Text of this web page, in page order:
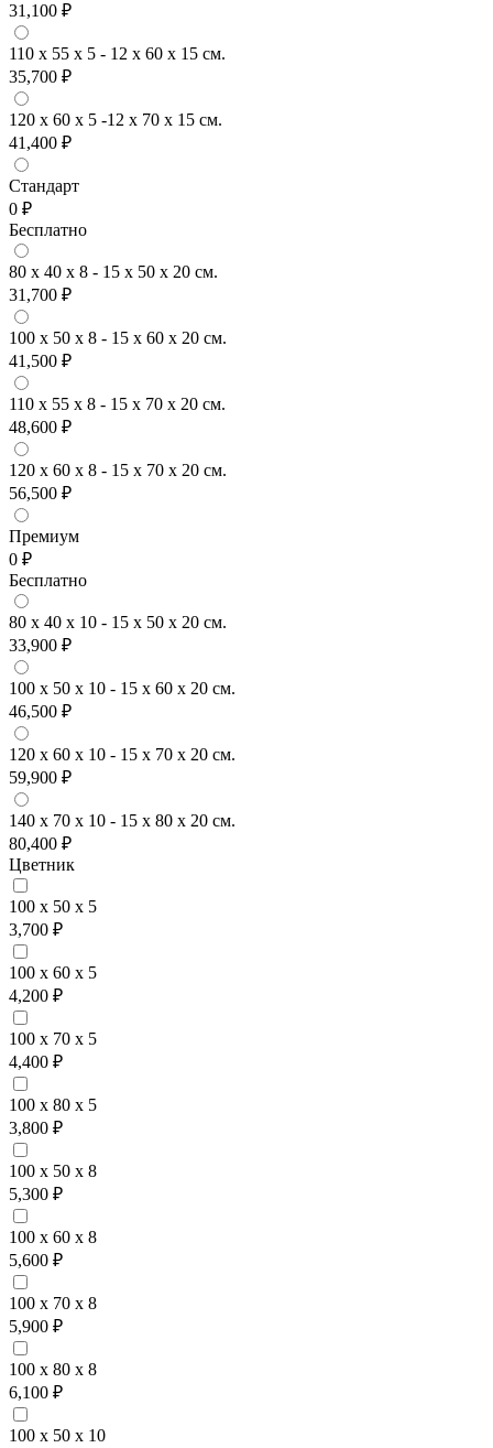
31,100 ₽
110 x 55 x 5 - 12 x 60 x 15 см.
35,700 ₽
120 x 60 x 5 -12 x 70 x 15 см.
41,400 ₽
Стандарт
0 ₽
Бесплатно
80 x 40 x 8 - 15 x 50 x 20 см.
31,700 ₽
100 x 50 x 8 - 15 x 60 x 20 см.
41,500 ₽
110 x 55 x 8 - 15 x 70 x 20 см.
48,600 ₽
120 x 60 x 8 - 15 x 70 x 20 см.
56,500 ₽
Премиум
0 ₽
Бесплатно
80 x 40 x 10 - 15 x 50 x 20 см.
33,900 ₽
100 x 50 x 10 - 15 x 60 x 20 см.
46,500 ₽
120 x 60 x 10 - 15 x 70 x 20 см.
59,900 ₽
140 x 70 x 10 - 15 x 80 x 20 см.
80,400 ₽
Цветник
100 x 50 x 5
3,700 ₽
100 x 60 x 5
4,200 ₽
100 x 70 x 5
4,400 ₽
100 x 80 x 5
3,800 ₽
100 x 50 x 8
5,300 ₽
100 x 60 x 8
5,600 ₽
100 x 70 x 8
5,900 ₽
100 x 80 x 8
6,100 ₽
100 x 50 x 10